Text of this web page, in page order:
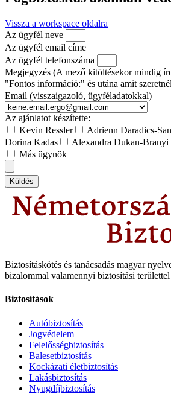
Vissza a workspace oldalra
Az ügyfél neve
Az ügyfél email címe
Az ügyfél telefonszáma
Megjegyzés (A mező kitöltésekor mindig
"Fontos információ:" és utána amit
Email (visszaigazoló, ügyféladatokkal)
Az ajánlatot készítette:
Kevin Ressler
Adrienn Daradics-
Dorina Kadas
Alexandra Dukan-Branyi
Más ügynök
Küldés
Biztosításkötés és tanácsadás magyar
bizalommal valamennyi biztosítási
Biztosítások
Autóbiztosítás
Jogvédelem
Felelősségbiztosítás
Balesetbiztosítás
Kockázati életbiztosítás
Lakásbiztosítás
Nyugdíjbiztosítás